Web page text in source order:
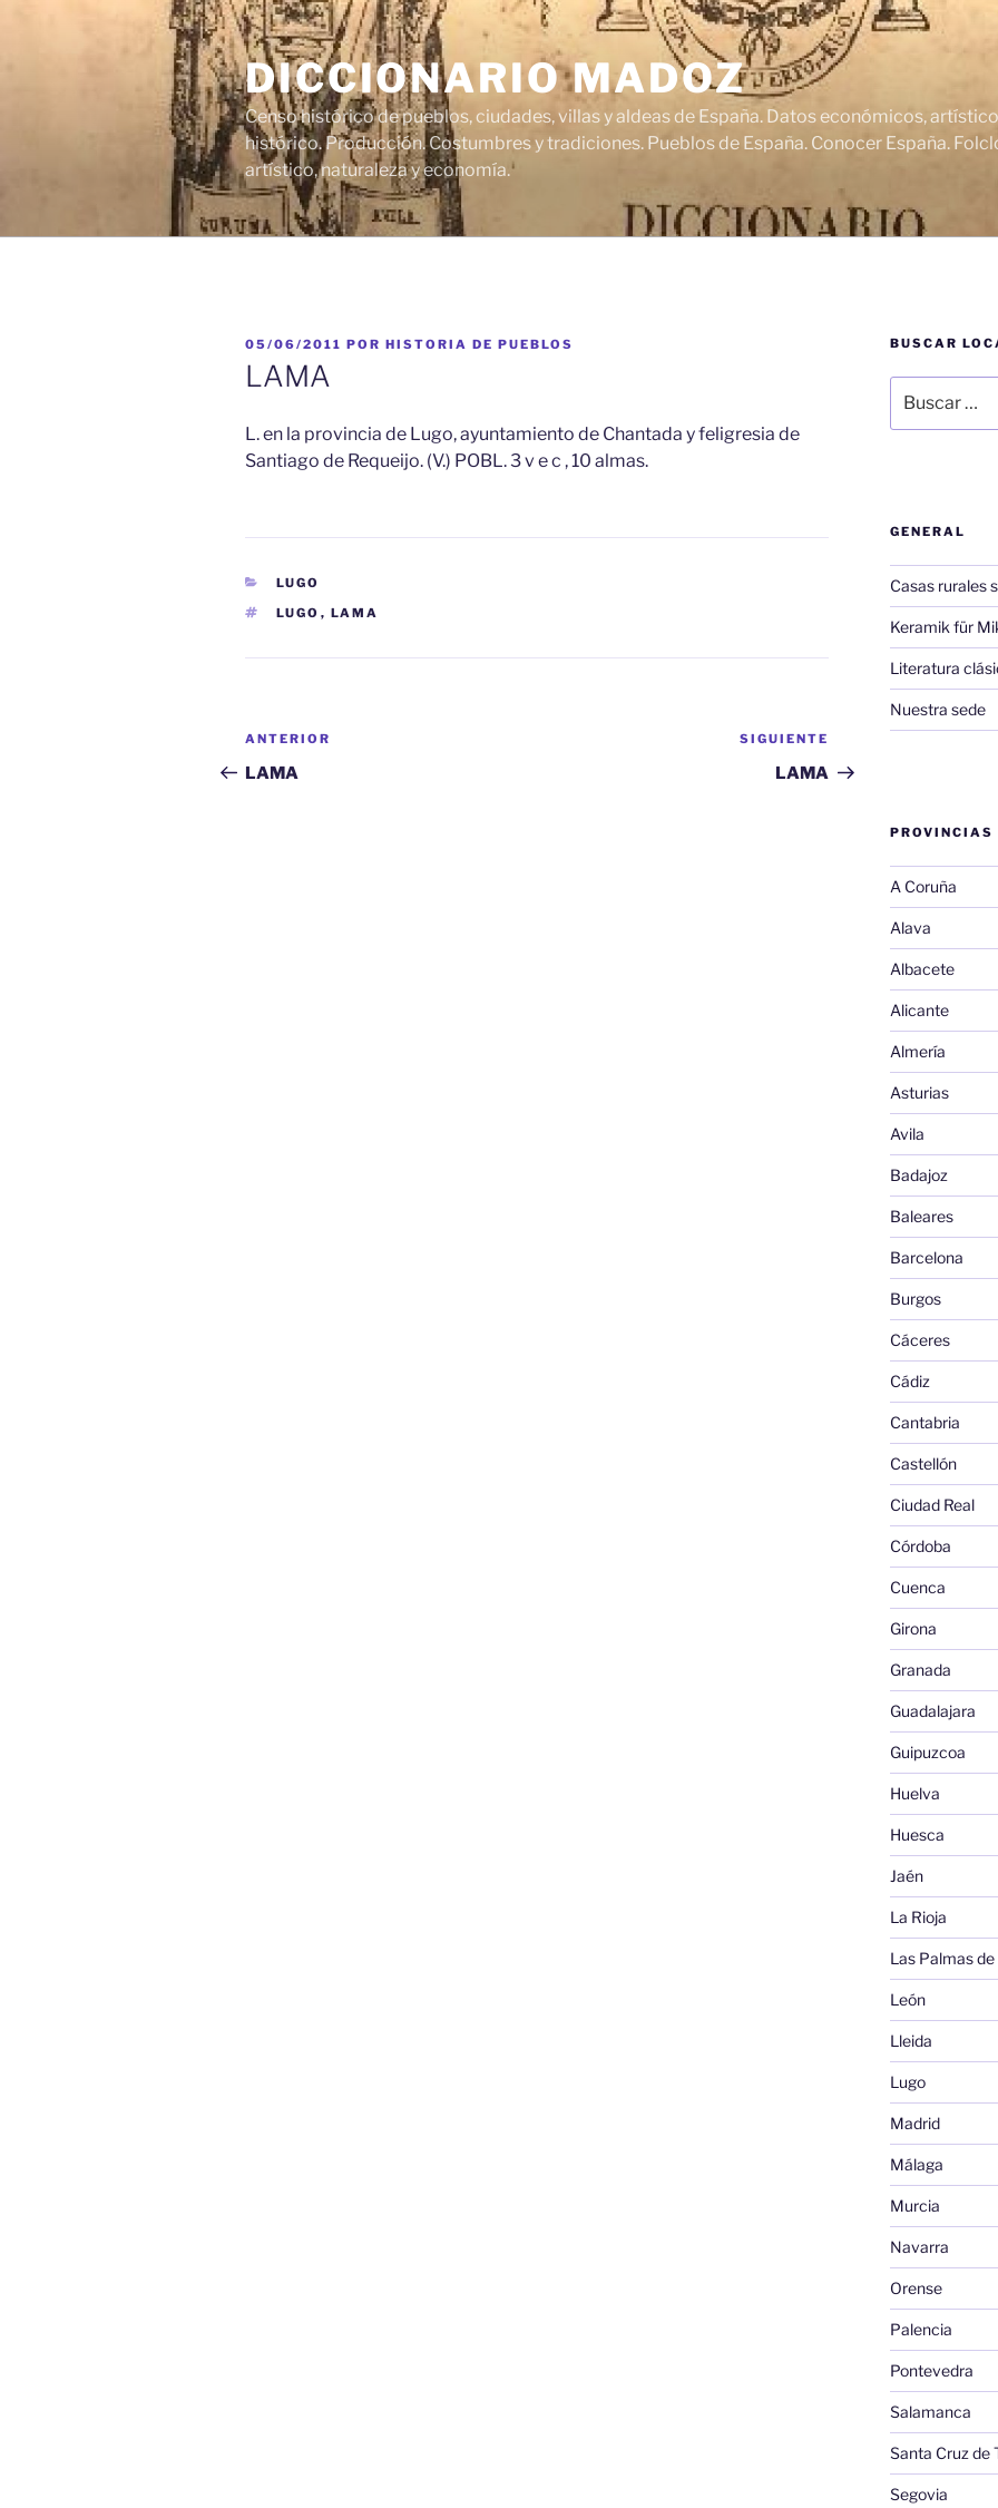
DICCIONARIO MADOZ
Censo histórico de pueblos, ciudades, villas y aldeas de España. Datos económicos,
histórico. Producción. Costumbres y tradiciones. Pueblos de España. Conocer España.
artístico, naturaleza y economía.
PUBLICADO
EL
05/06/2011 POR HISTORIA DE PUEBLOS
LAMA
L. en la provincia de Lugo, ayuntamiento de Chantada y feligresia de
Santiago de Requeijo. (V.) POBL. 3 v e c , 10 almas.
CATEGORÍAS
LUGO
ETIQUETAS
LUGO , LAMA
Navegación
de
Entrada
anterior:
ANTERIOR
LAMA
entrada
SIGUIENTE
LAMA
BUSCAR
por:
GENERAL
Casas rurales
Keramik für
Literatura
Nuestra sede
PROVINCIAS
A Coruña
Alava
Albacete
Alicante
Almería
Asturias
Avila
Badajoz
Baleares
Barcelona
Burgos
Cáceres
Cádiz
Cantabria
Castellón
Ciudad Real
Córdoba
Cuenca
Girona
Granada
Guadalajara
Guipuzcoa
Huelva
Huesca
Jaén
La Rioja
Las Palmas
León
Lleida
Lugo
Madrid
Málaga
Murcia
Navarra
Orense
Palencia
Pontevedra
Salamanca
Santa Cruz de
Segovia